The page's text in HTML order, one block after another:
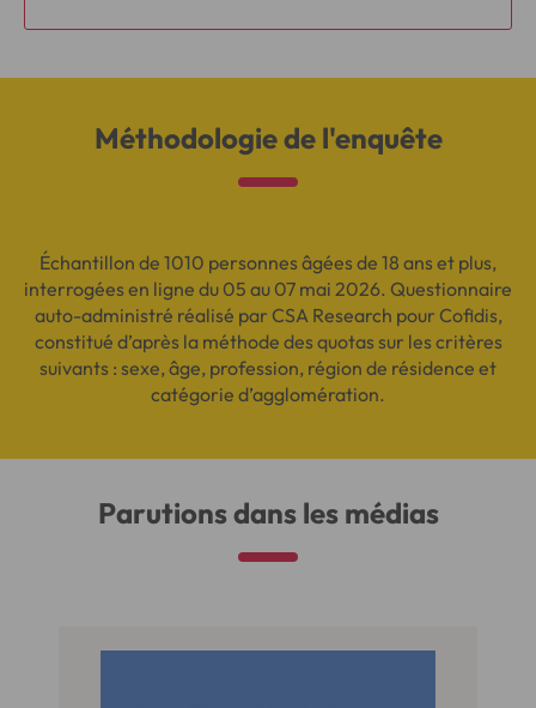
Méthodologie de l'enquête
Échantillon de 1010 personnes âgées de 18 ans et plus,
interrogées en ligne du 05 au 07 mai 2026. Questionnaire
auto-administré réalisé par CSA Research pour Cofidis,
constitué d’après la méthode des quotas sur les critères
suivants : sexe, âge, profession, région de résidence et
catégorie d’agglomération.
Parutions dans les médias